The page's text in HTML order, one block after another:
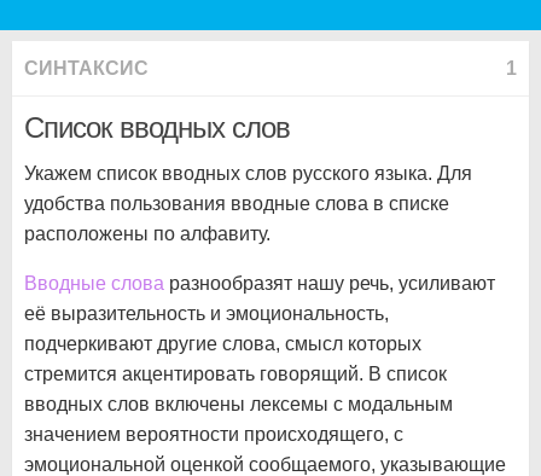
СИНТАКСИС 1
Список вводных слов
Укажем список вводных слов русского языка. Для
удобства пользования вводные слова в списке
расположены по алфавиту.
Вводные слова разнообразят нашу речь, усиливают
её выразительность и эмоциональность,
подчеркивают другие слова, смысл которых
стремится акцентировать говорящий. В список
вводных слов включены лексемы с модальным
значением вероятности происходящего, с
эмоциональной оценкой сообщаемого, указывающие